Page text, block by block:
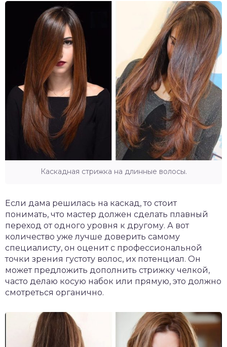
Каскадная стрижка на длинные волосы.
Если дама решилась на каскад, то стоит
понимать, что мастер должен сделать плавный
переход от одного уровня к другому. А вот
количество уже лучше доверить самому
специалисту, он оценит с профессиональной
точки зрения густоту волос, их потенциал. Он
может предложить дополнить стрижку челкой,
часто делаю косую набок или прямую, это должно
смотреться органично.